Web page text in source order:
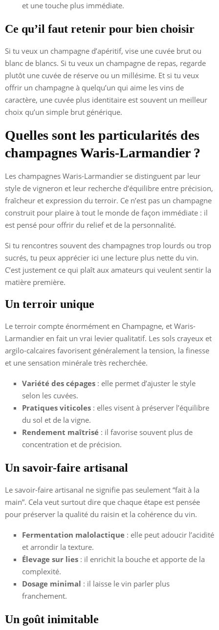
et une touche plus immédiate.
Ce qu’il faut retenir pour bien choisir
Si tu veux un champagne d’apéritif, vise une cuvée brut ou
blanc de blancs. Si tu veux un champagne de repas, regarde
plutôt une cuvée de réserve ou un millésime. Et si tu veux
offrir un champagne à quelqu’un qui aime les vins de
caractère, une cuvée plus identitaire est souvent un meilleur
choix qu’un simple brut générique.
Quelles sont les particularités des
champagnes Waris-Larmandier ?
Les champagnes Waris-Larmandier se distinguent par leur
style de vigneron et leur recherche d’équilibre entre précision,
fraîcheur et expression du terroir. Ce n’est pas un champagne
construit pour plaire à tout le monde de façon immédiate : il
est pensé pour offrir du relief et de la personnalité.
Si tu rencontres souvent des champagnes trop lourds ou trop
sucrés, tu peux apprécier ici une lecture plus nette du vin.
C’est justement ce qui plaît aux amateurs qui veulent sentir la
matière première.
Un terroir unique
Le terroir compte énormément en Champagne, et Waris-
Larmandier en fait un vrai levier qualitatif. Les sols crayeux et
argilo-calcaires favorisent généralement la tension, la finesse
et une sensation minérale très recherchée.
Variété des cépages : elle permet d’ajuster le style
selon les cuvées.
Pratiques viticoles : elles visent à préserver l’équilibre
du sol et de la vigne.
Rendement maîtrisé : il favorise souvent plus de
concentration et de précision.
Un savoir-faire artisanal
Le savoir-faire artisanal ne signifie pas seulement “fait à la
main”. Cela veut surtout dire que chaque étape est pensée
pour préserver la qualité du raisin et la cohérence du vin.
Fermentation malolactique : elle peut adoucir l’acidité
et arrondir la texture.
Élevage sur lies : il enrichit la bouche et apporte de la
complexité.
Dosage minimal : il laisse le vin parler plus
franchement.
Un goût inimitable